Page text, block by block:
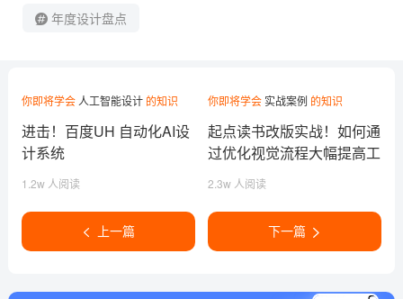
年度设计盘点
你即将学会 人工智能设计的知识
进击！百度UH 自动化AI设
计系统
1.2w 人阅读
上一篇
你即将学会实战案例 的知识
起点读书改版实战！如何通
过优化视觉流程大幅提高工
作效率？
2.3w 人阅读
下一篇